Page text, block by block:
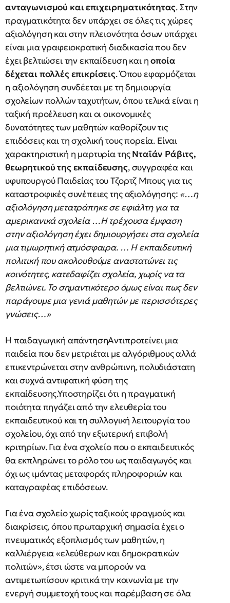
ανταγωνισμού και επιχειρηματικότητας. Στην
πραγματικότητα δεν υπάρχει σε όλες τις χώρες
αξιολόγηση και στην πλειονότητα όσων υπάρχει
είναι μια γραφειοκρατική διαδικασία που δεν
έχει βελτιώσει την εκπαίδευση και ηοποία
δέχεται πολλές επικρίσεις. Όπου εφαρμόζεται
η αξιολόγηση συνδέεται με τη δημιουργία
σχολείων πολλών ταχυτήτων, όπου τελικά είναι η
ταξική προέλευση και οι οικονομικές
δυνατότητες των μαθητών καθορίζουν τις
επιδόσεις και τη σχολική τους πορεία. Είναι
χαρακτηριστική η μαρτυρία τηςΝταϊάν Ράβιτς,
θεωρητικού της εκπαίδευσης, συγγραφέα και
υφυπουργού Παιδείας του Τζορτζ Μπους για τις
καταστροφικές συνέπειες της αξιολόγησης: «…η
αξιολόγηση μετατράπηκε σε εφιάλτη για τα
αμερικανικά σχολεία …Η τρέχουσα έμφαση
στην αξιολόγηση έχει δημιουργήσει στα σχολεία
μια τιμωρητική ατμόσφαιρα. … Η εκπαιδευτική
πολιτική που ακολουθούμε αναστατώνει τις
κοινότητες, κατεδαφίζει σχολεία, χωρίς να τα
βελτιώνει. Το σημαντικότερο όμως είναι πως δεν
παράγουμε μια γενιά μαθητών με περισσότερες
γνώσεις…»
Η παιδαγωγική απάντησηΑντιπροτείνει μια
παιδεία που δεν μετριέται με αλγόριθμους αλλά
επικεντρώνεται στην ανθρώπινη, πολυδιάστατη
και συχνά αντιφατική φύση της
εκπαίδευσης.Υποστηρίζει ότι η πραγματική
ποιότητα πηγάζει από την ελευθερία του
εκπαιδευτικού και τη συλλογική λειτουργία του
σχολείου, όχι από την εξωτερική επιβολή
κριτηρίων. Για ένα σχολείο που ο εκπαιδευτικός
θα εκπληρώνει το ρόλο του ως παιδαγωγός και
όχι ως ιμάντας μεταφοράς πληροφοριών και
καταγραφέας επιδόσεων.
Για ένα σχολείο χωρίς ταξικούς φραγμούς και
διακρίσεις, όπου πρωταρχική σημασία έχει ο
πνευματικός εξοπλισμός των μαθητών, η
καλλιέργεια «ελεύθερων και δημοκρατικών
πολιτών», έτσι ώστε να μπορούν να
αντιμετωπίσουν κριτικά την κοινωνία με την
ενεργή συμμετοχή τους και παρέμβαση σε όλα